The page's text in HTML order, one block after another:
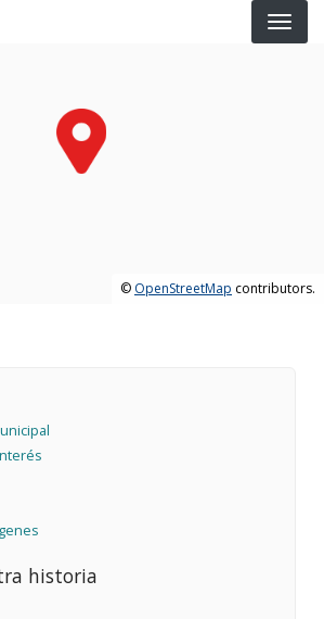
principal
© OpenStreetMap contributors.
historia